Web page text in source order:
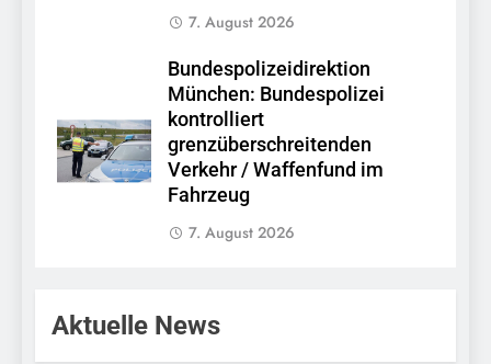
7. August 2026
Bundespolizeidirektion
München: Bundespolizei
kontrolliert
grenzüberschreitenden
Verkehr / Waffenfund im
Fahrzeug
7. August 2026
Aktuelle News